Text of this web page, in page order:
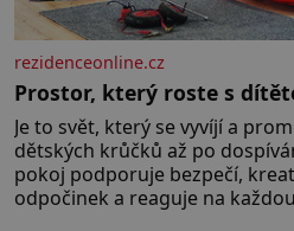
rezidenceonline.cz
Prostor, který roste s
Je to svět, který se vyvíjí a
dětských krůčků až po
pokoj podporuje bezpečí,
odpočinek a reaguje na